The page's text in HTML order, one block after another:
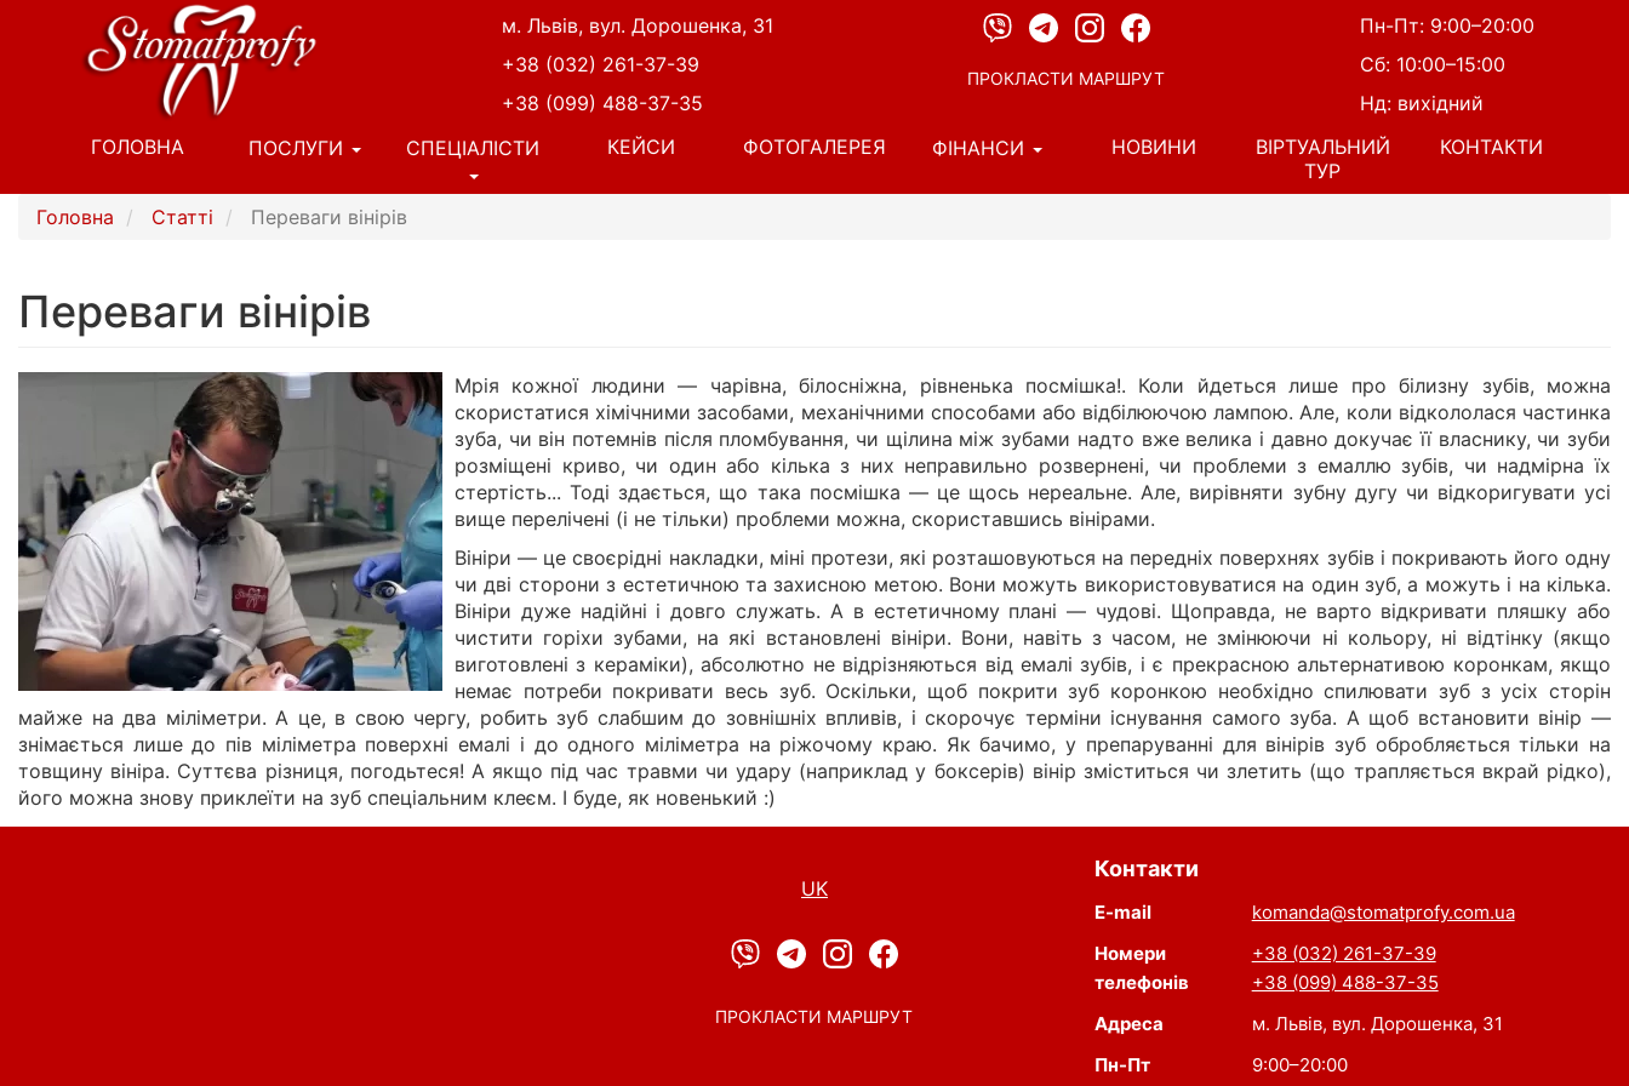
основного
м. Львів, вул. Дорошенка, 31
+38 (032) 261-37-39
+38 (099) 488-37-35
ПРОКЛАСТИ МАРШРУТ
Пн-Пт: 9:00–20:00
Сб: 10:00–15:00
Нд: вихідний
Основна
навіґація
ГОЛОВНА ПОСЛУГИ СПЕЦІАЛІСТИ КЕЙСИ ФОТОГАЛЕРЕЯ ФІНАНСИ НОВИНИ
ВІРТУАЛЬНИЙ
ТУР
КОНТАКТИ
Головна Статті Переваги вінірів
Переваги вінірів
Мрія кожної людини — чарівна, білосніжна, рівненька посмішка!. Коли йдеться лише про білизну зубів, можна
скористатися хімічними засобами, механічними способами або відбілюючою лампою. Але, коли відкололася частинка
зуба, чи він потемнів після пломбування, чи щілина між зубами надто вже велика і давно докучає її власнику, чи зуби
розміщені криво, чи один або кілька з них неправильно розвернені, чи проблеми з емаллю зубів, чи надмірна їх
стертість... Тоді здається, що така посмішка — це щось нереальне. Але, вирівняти зубну дугу чи відкоригувати усі
вище перелічені (і не тільки) проблеми можна, скориставшись вінірами.
Вініри — це своєрідні накладки, міні протези, які розташовуються на передніх поверхнях зубів і покривають його одну
чи дві сторони з естетичною та захисною метою. Вони можуть використовуватися на один зуб, а можуть і на кілька.
Вініри дуже надійні і довго служать. А в естетичному плані — чудові. Щоправда, не варто відкривати пляшку або
чистити горіхи зубами, на які встановлені вініри. Вони, навіть з часом, не змінюючи ні кольору, ні відтінку (якщо
виготовлені з кераміки), абсолютно не відрізняються від емалі зубів, і є прекрасною альтернативою коронкам, якщо
немає потреби покривати весь зуб. Оскільки, щоб покрити зуб коронкою необхідно спилювати зуб з усіх сторін
майже на два міліметри. А це, в свою чергу, робить зуб слабшим до зовнішніх впливів, і скорочує терміни існування самого зуба. А щоб встановити вінір —
знімається лише до пів міліметра поверхні емалі і до одного міліметра на ріжочому краю. Як бачимо, у препаруванні для вінірів зуб обробляється тільки на
товщину вініра. Суттєва різниця, погодьтеся! А якщо під час травми чи удару (наприклад у боксерів) вінір зміститься чи злетить (що трапляється вкрай рідко),
його можна знову приклеїти на зуб спеціальним клеєм. І буде, як новенький :)
UK
ПРОКЛАСТИ МАРШРУТ
Контакти
E-mail
komanda@stomatprofy.com.ua
Номери
телефонів
+38 (032) 261-37-39
+38 (099) 488-37-35
Адреса
м. Львів, вул. Дорошенка, 31
Пн-Пт
9:00–20:00